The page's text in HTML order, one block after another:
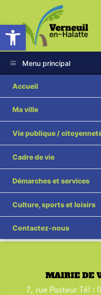
Ouvrir la barre d’outils
Menu principal
Accueil
Ma ville
Vie publique /
Cadre de vie
Démarches et services
Culture, sports et loisirs
Contactez-nous
Souvenir
MAIRIE DE
7, rue Pasteur Tél :